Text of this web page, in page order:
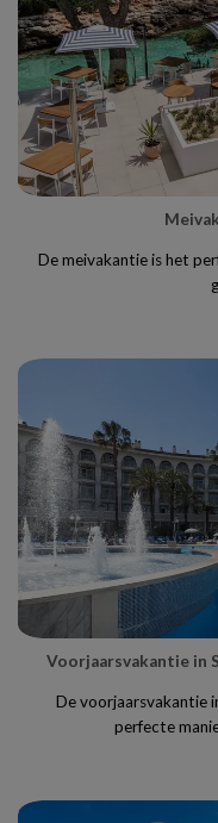
De meivakantie is het
Voorjaarsvakantie in
De voorjaarsvakantie
perfecte